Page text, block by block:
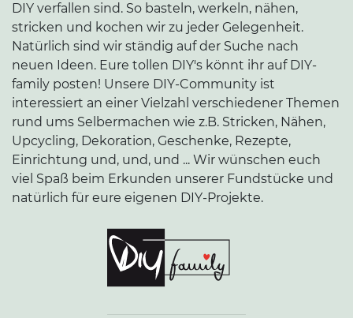
DIY verfallen sind. So basteln, werkeln, nähen,
stricken und kochen wir zu jeder Gelegenheit.
Natürlich sind wir ständig auf der Suche nach
neuen Ideen. Eure tollen DIY's könnt ihr auf DIY-
family posten! Unsere DIY-Community ist
interessiert an einer Vielzahl verschiedener Themen
rund ums Selbermachen wie z.B. Stricken, Nähen,
Upcycling, Dekoration, Geschenke, Rezepte,
Einrichtung und, und, und ... Wir wünschen euch
viel Spaß beim Erkunden unserer Fundstücke und
natürlich für eure eigenen DIY-Projekte.